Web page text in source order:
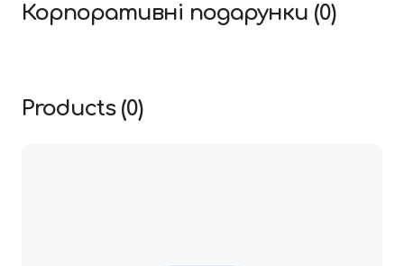
Корпоративні подарунки (0)
Products (0)